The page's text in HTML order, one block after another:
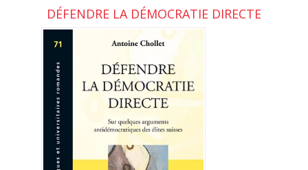
DÉFENDRE LA DÉMOCRATIE DIRECTE